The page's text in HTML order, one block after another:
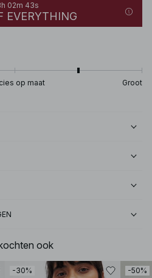
02m 43s
EVERYTHING
op maat Groot
ook
-30% -50%